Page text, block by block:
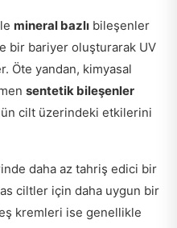
mineral bazlı bileşenler
bir bariyer oluşturarak UV
Öte yandan, kimyasal
sentetik bileşenler
cilt üzerindeki etkilerini
daha az tahriş edici bir
ciltler için daha uygun bir
kremleri ise genellikle